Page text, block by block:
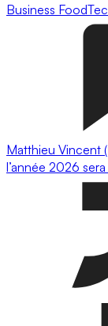
Business
Matthieu Vincent
l’année 2026